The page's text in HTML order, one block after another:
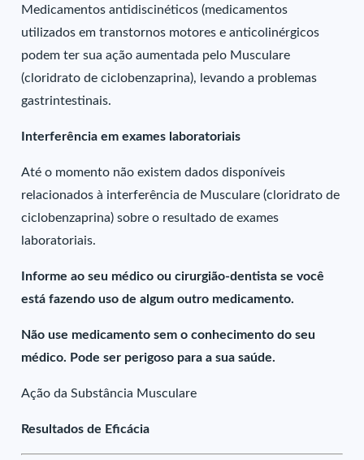
Medicamentos antidiscinéticos (medicamentos
utilizados em transtornos motores e anticolinérgicos
podem ter sua ação aumentada pelo Musculare
(cloridrato de ciclobenzaprina), levando a problemas
gastrintestinais.
Interferência em exames laboratoriais
Até o momento não existem dados disponíveis
relacionados à interferência de Musculare (cloridrato de
ciclobenzaprina) sobre o resultado de exames
laboratoriais.
Informe ao seu médico ou cirurgião-dentista se você
está fazendo uso de algum outro medicamento.
Não use medicamento sem o conhecimento do seu
médico. Pode ser perigoso para a sua saúde.
Ação da Substância Musculare
Resultados de Eficácia